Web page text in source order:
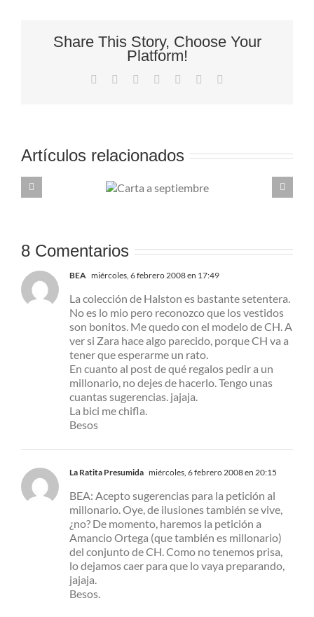
Share This Story, Choose Your
Platform!
Facebook Reddit LinkedIn
TumblrPinterest
Artículos relacionados
Carta a
8 Comentarios
BEA miércoles, 6 febrero 2008 en 17:49
La colección de Halston es bastante setentera.
No es lo mio pero reconozco que los vestidos
son bonitos. Me quedo con el modelo de CH. A
ver si Zara hace algo parecido, porque CH va a
tener que esperarme un rato.
En cuanto al post de qué regalos pedir a un
millonario, no dejes de hacerlo. Tengo unas
cuantas sugerencias. jajaja.
La bici me chifla.
Besos
La Ratita Presumida miércoles, 6 febrero 2008 en 20:15
BEA: Acepto sugerencias para la petición al
millonario. Oye, de ilusiones también se vive,
¿no? De momento, haremos la petición a
Amancio Ortega (que también es millonario)
del conjunto de CH. Como no tenemos prisa,
lo dejamos caer para que lo vaya preparando,
jajaja.
Besos.